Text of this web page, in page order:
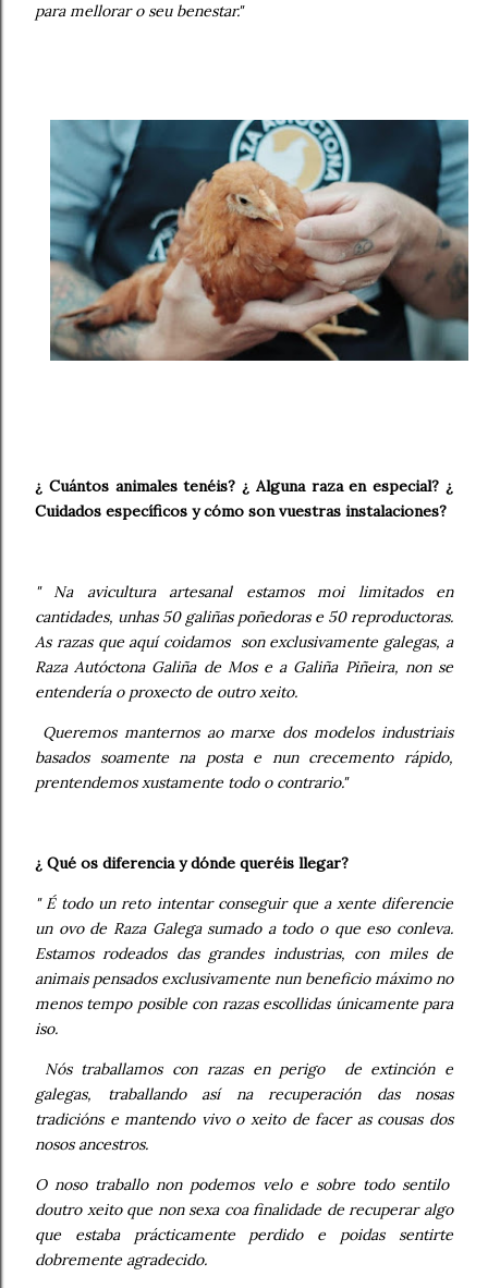
para mellorar o seu benestar."
¿ Cuántos animales tenéis? ¿ Alguna raza en especial? ¿
Cuidados específicos y cómo son vuestras instalaciones?
" Na avicultura artesanal estamos moi limitados en
cantidades, unhas 50 galiñas poñedoras e 50 reproductoras.
As razas que aquí coidamos son exclusivamente galegas, a
Raza Autóctona Galiña de Mos e a Galiña Piñeira, non se
entendería o proxecto de outro xeito.
Queremos manternos ao marxe dos modelos industriais
basados soamente na posta e nun crecemento rápido,
prentendemos xustamente todo o contrario."
¿ Qué os diferencia y dónde queréis llegar?
" É todo un reto intentar conseguir que a xente diferencie
un ovo de Raza Galega sumado a todo o que eso conleva.
Estamos rodeados das grandes industrias, con miles de
animais pensados exclusivamente nun beneficio máximo no
menos tempo posible con razas escollidas únicamente para
iso.
Nós traballamos con razas en perigo de extinción e
galegas, traballando así na recuperación das nosas
tradicións e mantendo vivo o xeito de facer as cousas dos
nosos ancestros.
O noso traballo non podemos velo e sobre todo sentilo
doutro xeito que non sexa coa finalidade de recuperar algo
que estaba prácticamente perdido e poidas sentirte
dobremente agradecido.